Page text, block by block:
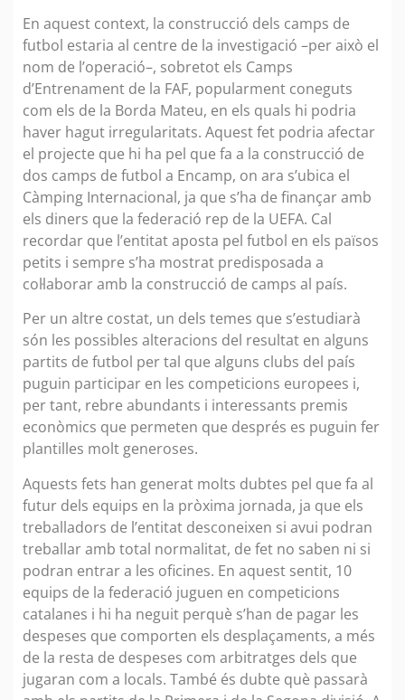
En aquest context, la construcció dels camps de
futbol estaria al centre de la investigació –per això el
nom de l’operació–, sobretot els Camps
d’Entrenament de la FAF, popularment coneguts
com els de la Borda Mateu, en els quals hi podria
haver hagut irregularitats. Aquest fet podria afectar
el projecte que hi ha pel que fa a la construcció de
dos camps de futbol a Encamp, on ara s’ubica el
Càmping Internacional, ja que s’ha de finançar amb
els diners que la federació rep de la UEFA. Cal
recordar que l’entitat aposta pel futbol en els països
petits i sempre s’ha mostrat predisposada a
col·laborar amb la construcció de camps al país.
Per un altre costat, un dels temes que s’estudiarà
són les possibles alteracions del resultat en alguns
partits de futbol per tal que alguns clubs del país
puguin participar en les competicions europees i,
per tant, rebre abundants i interessants premis
econòmics que permeten que després es puguin fer
plantilles molt generoses.
Aquests fets han generat molts dubtes pel que fa al
futur dels equips en la pròxima jornada, ja que els
treballadors de l’entitat desconeixen si avui podran
treballar amb total normalitat, de fet no saben ni si
podran entrar a les oficines. En aquest sentit, 10
equips de la federació juguen en competicions
catalanes i hi ha neguit perquè s’han de pagar les
despeses que comporten els desplaçaments, a més
de la resta de despeses com arbitratges dels que
jugaran com a locals. També és dubte què passarà